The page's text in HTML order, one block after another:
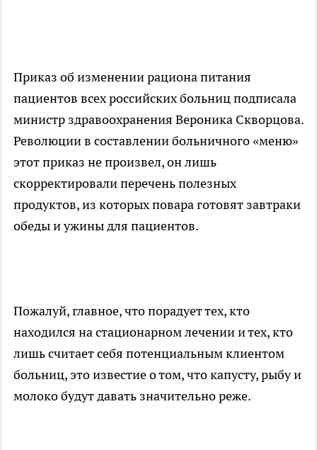
Приказ об изменении рациона питания
пациентов всех российских больниц подписала
министр здравоохранения Вероника Скворцова.
Революции в составлении больничного «меню»
этот приказ не произвел, он лишь
скорректировали перечень полезных
продуктов, из которых повара готовят завтраки
обеды и ужины для пациентов.
Пожалуй, главное, что порадует тех, кто
находился на стационарном лечении и тех, кто
лишь считает себя потенциальным клиентом
больниц, это известие о том, что капусту, рыбу и
молоко будут давать значительно реже.